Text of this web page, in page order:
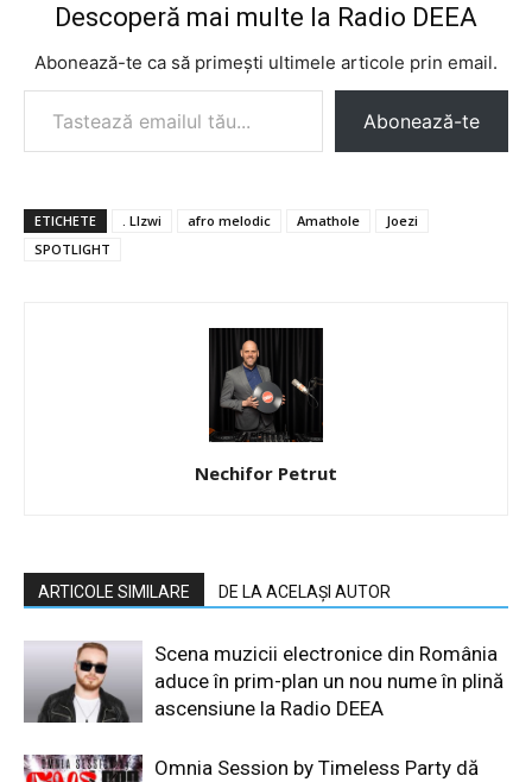
Descoperă mai multe la Radio DEEA
Abonează-te ca să primești ultimele articole prin email.
Tastează emailul tău...
Abonează-te
ETICHETE . LIzwi afro melodic Amathole
Joezi
SPOTLIGHT
Nechifor Petrut
ARTICOLE SIMILARE DE LA ACELAȘI AUTOR
Scena muzicii electronice din România
aduce în prim-plan un nou nume în plină
ascensiune la Radio DEEA
Omnia Session by Timeless Party dă